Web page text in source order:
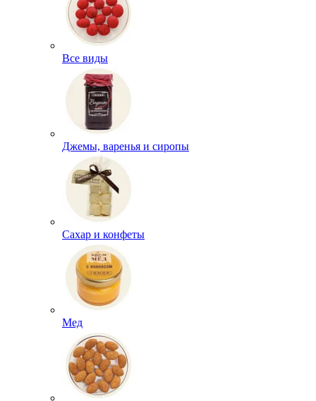
Все виды
Джемы, варенья и сиропы
Сахар и конфеты
Мед